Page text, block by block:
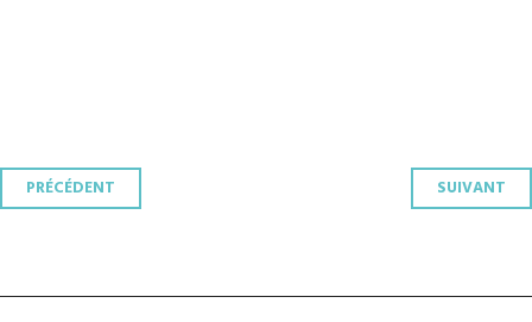
Navigation
PRÉCÉDENT SUIVANT